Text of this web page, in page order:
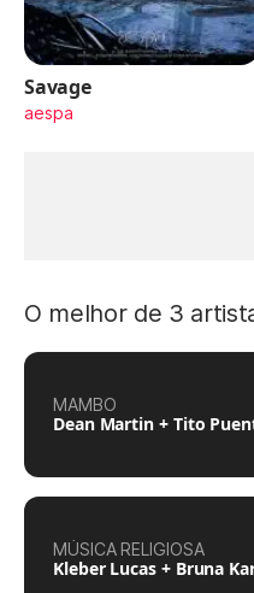
Savage
aespa
O melhor de 3
MAMBO
Dean Martin + Tito
MÚSICA RELIGIOSA
Kleber Lucas + Bruna